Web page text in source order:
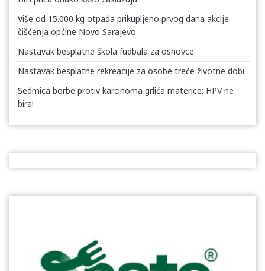
Više od 15.000 kg otpada prikupljeno prvog dana akcije
čišćenja općine Novo Sarajevo
Nastavak besplatne škola fudbala za osnovce
Nastavak besplatne rekreacije za osobe treće životne dobi
Sedmica borbe protiv karcinoma grlića materice: HPV ne
bira!